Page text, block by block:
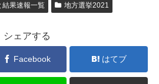
結果速報一覧 地方選挙2021
シェアする
Facebook はてブ